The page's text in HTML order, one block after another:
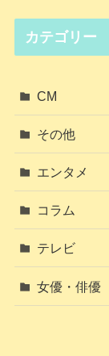
カテゴリー
CM
その他
エンタメ
コラム
テレビ
女優・俳優